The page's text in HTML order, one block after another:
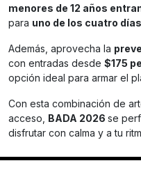
menores de 12 años
para uno de los cuatro días
Además, aprovecha la
con entradas desde $175
opción ideal para armar el
Con esta combinación de
acceso, BADA 2026 se
disfrutar con calma y a tu